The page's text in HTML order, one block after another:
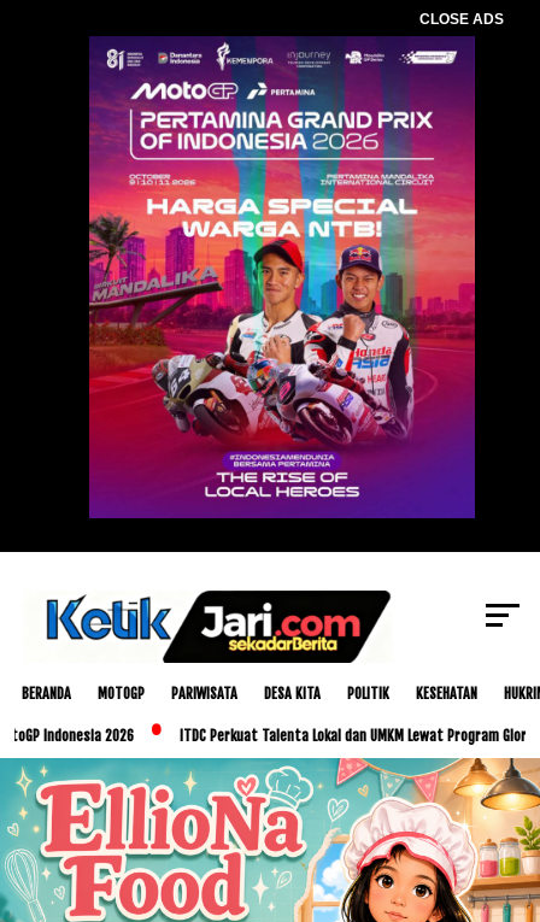
CLOSE ADS
BERANDA MOTOGP PARIWISATA DESA KITA POLITIK KESEHATAN
2026 ITDC Perkuat Talenta Lokal dan UMKM Lewat Program Glorious Golo